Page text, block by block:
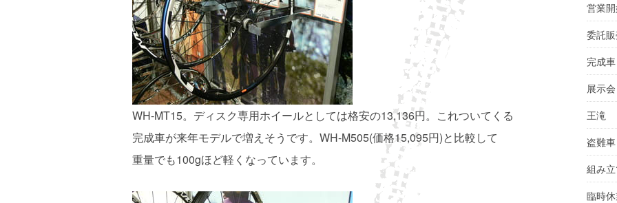
WH-MT15。ディスク専用ホイールとしては格安の13,136円。これついてくる
完成車が来年モデルで増えそうです。WH-M505(価格15,095円)と比較して
重量でも100gほど軽くなっています。
営業
委託
完成車
展示会
王滝
盗難車
組み
臨時